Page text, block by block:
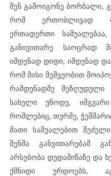
შენ გამოიგონე ბორბალი,
რომ ერთობლივად
ერთადერთი
განივითარე საოცრად
იმდენად დიდი, იმდენად
რომ მისი მეშვეობით
რამდენადმე
სახელი უწოდე, იმგვარი
რომლებიც, თურმე,
მათი საშუალებით
შენმა განვითარებამ
არსებობა დედამიწაზე და
ქმნიდი ურდოებს,